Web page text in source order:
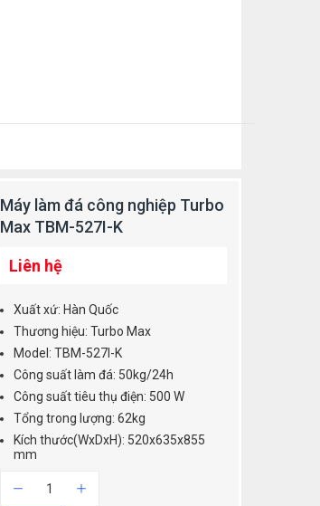
Máy làm đá công nghiệp Turbo
Max TBM-527I-K
Liên hệ
Xuất xứ: Hàn Quốc
Thương hiệu: Turbo Max
Model: TBM-527I-K
Công suất làm đá: 50kg/24h
Công suất tiêu thụ điện: 500 W
Tổng trong lượng: 62kg
Kích thước(WxDxH): 520x635x855
mm